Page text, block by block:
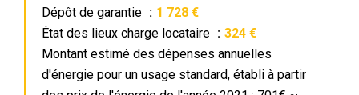
Dépôt de garantie
1 728 €
État des lieux charge locataire
324 €
Montant estimé des dépenses annuelles
d'énergie pour un usage standard, établi à partir